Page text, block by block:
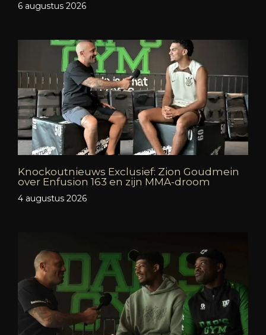
6 augustus 2026
Knockoutnieuws Exclusief: Zion Goudmein
over Enfusion 163 en zijn MMA-droom
4 augustus 2026